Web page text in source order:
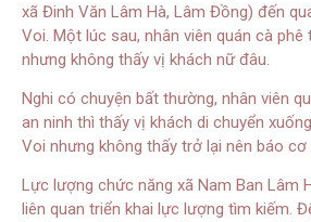
xã Đinh Văn Lâm Hà, Lâm Đồng) đến
Voi. Một lúc sau, nhân viên quán cà phê
nhưng không thấy vị khách nữ đâu.
Nghi có chuyện bất thường, nhân viên
an ninh thì thấy vị khách di chuyển
Voi nhưng không thấy trở lại nên báo cơ
Lực lượng chức năng xã Nam Ban Lâm
liên quan triển khai lực lượng tìm kiếm.